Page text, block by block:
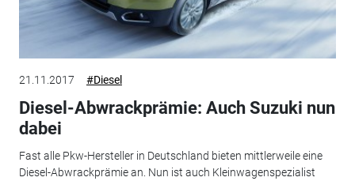
21.11.2017 #Diesel
Diesel-Abwrackprämie: Auch Suzuki nun
dabei
Fast alle Pkw-Hersteller in Deutschland bieten mittlerweile eine
Diesel-Abwrackprämie an. Nun ist auch Kleinwagenspezialist